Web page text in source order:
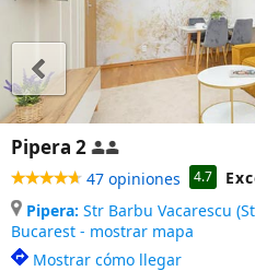
Pipera 2
47 opiniones 4.7
Pipera: Str Barbu Vacarescu
Bucarest - mostrar mapa
Mostrar cómo llegar